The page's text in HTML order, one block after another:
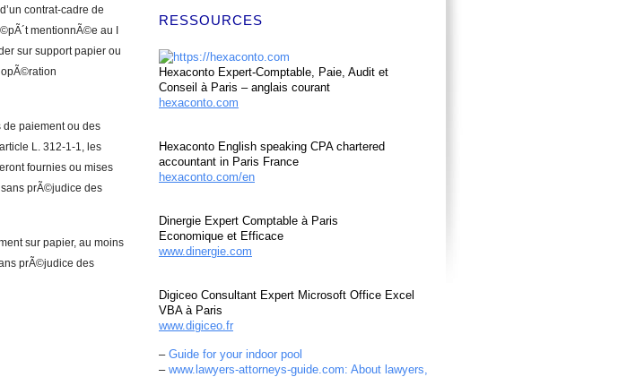
contrat-cadre de
mentionnÃ©e au I
sur support papier ou
de paiement ou des
L. 312-1-1, les
fournies ou mises
prÃ©judice des
sur papier, au moins
prÃ©judice des
RESSOURCES
Hexaconto Expert-Comptable, Paie, Audit et
Conseil à Paris – anglais courant
hexaconto.com
Hexaconto English speaking CPA chartered
accountant in Paris France
hexaconto.com/en
Dinergie Expert Comptable à Paris
Economique et Efficace
www.dinergie.com
Digiceo Consultant Expert Microsoft Office Excel
VBA à Paris
www.digiceo.fr
– Guide for your indoor pool
– www.lawyers-attorneys-guide.com: About lawyers,